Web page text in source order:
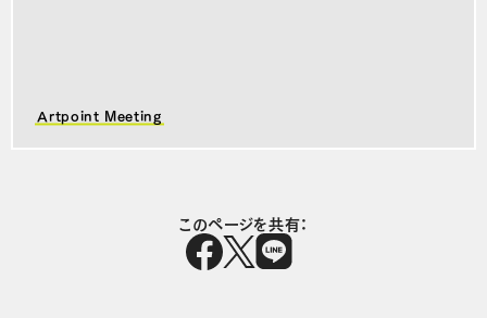
Artpoint Meeting
このページを共有：